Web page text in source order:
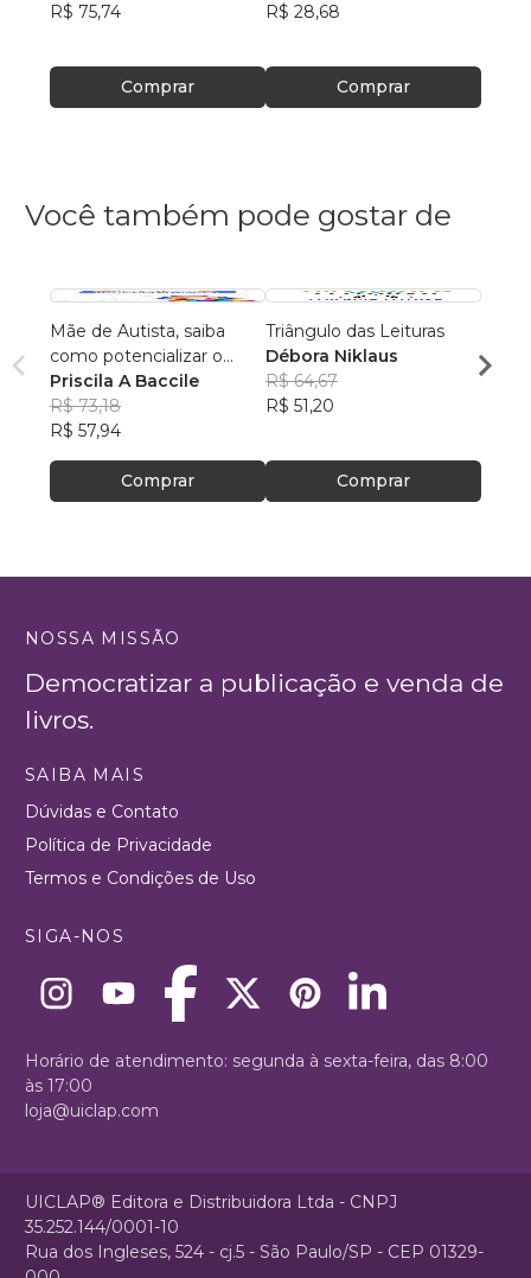
R$ 75,74
Comprar
R$ 28,68
Comprar
Você também pode gostar de
Mãe de Autista, saiba
como potencializar o
aprendizado do seu filho.
Priscila A Baccile
R$ 73,18
R$ 57,94
Comprar
Triângulo das Leituras
Débora Niklaus
R$ 64,67
R$ 51,20
Comprar
Silas
NOSSA MISSÃO
Democratizar a publicação e venda de
livros.
SAIBA MAIS
Dúvidas e Contato
Política de Privacidade
Termos e Condições de Uso
SIGA-NOS
Horário de atendimento: segunda à sexta-feira, das 8:00
às 17:00
loja@uiclap.com
UICLAP® Editora e Distribuidora Ltda - CNPJ
35.252.144/0001-10
Rua dos Ingleses, 524 - cj.5 - São Paulo/SP - CEP 01329-